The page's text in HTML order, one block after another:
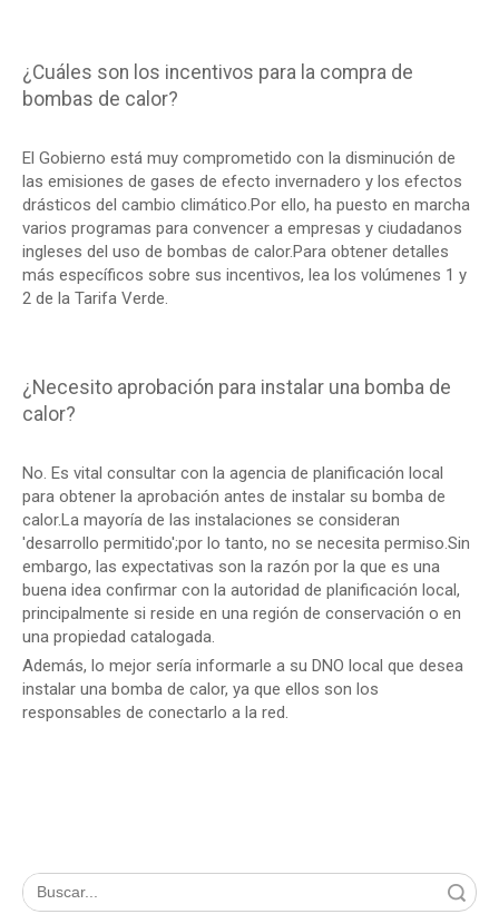
¿Cuáles son los incentivos para la compra de
bombas de calor?
El Gobierno está muy comprometido con la disminución de
las emisiones de gases de efecto invernadero y los efectos
drásticos del cambio climático.Por ello, ha puesto en marcha
varios programas para convencer a empresas y ciudadanos
ingleses del uso de bombas de calor.Para obtener detalles
más específicos sobre sus incentivos, lea los volúmenes 1 y
2 de la Tarifa Verde.
¿Necesito aprobación para instalar una bomba de
calor?
No. Es vital consultar con la agencia de planificación local
para obtener la aprobación antes de instalar su bomba de
calor.La mayoría de las instalaciones se consideran
'desarrollo permitido';por lo tanto, no se necesita permiso.Sin
embargo, las expectativas son la razón por la que es una
buena idea confirmar con la autoridad de planificación local,
principalmente si reside en una región de conservación o en
una propiedad catalogada.
Además, lo mejor sería informarle a su DNO local que desea
instalar una bomba de calor, ya que ellos son los
responsables de conectarlo a la red.